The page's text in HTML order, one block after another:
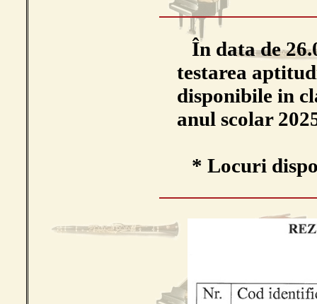
În data de
testarea
disponibile in
anul scolar
* Locuri